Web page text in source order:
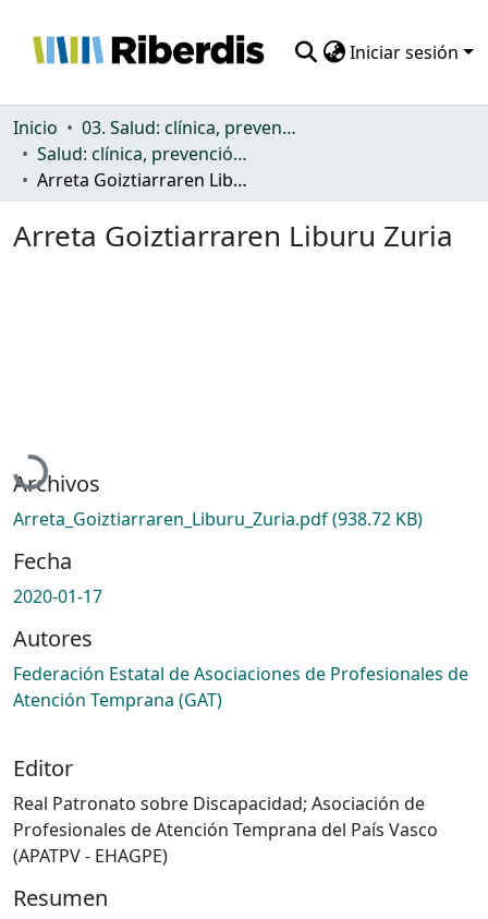
Iniciar sesión
Comunidades
Todo DSpace
Inicio
03. Salud: clínica, prevención, atención sanitaria y (re)habilitación
Salud: clínica, prevención, atención sanitaria y (re)habilitación
Arreta Goiztiarraren Liburu Zuria
Arreta Goiztiarraren Liburu Zuria
Cargando...
Archivos
Arreta_Goiztiarraren_Liburu_Zuria.pdf(938.72 KB)
Fecha
2020-01-17
Autores
Federación Estatal de Asociaciones de Profesionales de
Atención Temprana (GAT)
Editor
Real Patronato sobre Discapacidad; Asociación de
Profesionales de Atención Temprana del País Vasco
(APATPV - EHAGPE)
Resumen